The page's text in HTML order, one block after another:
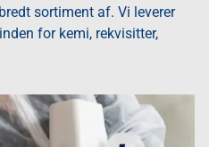
sortiment af. Vi leverer
for kemi, rekvisitter,